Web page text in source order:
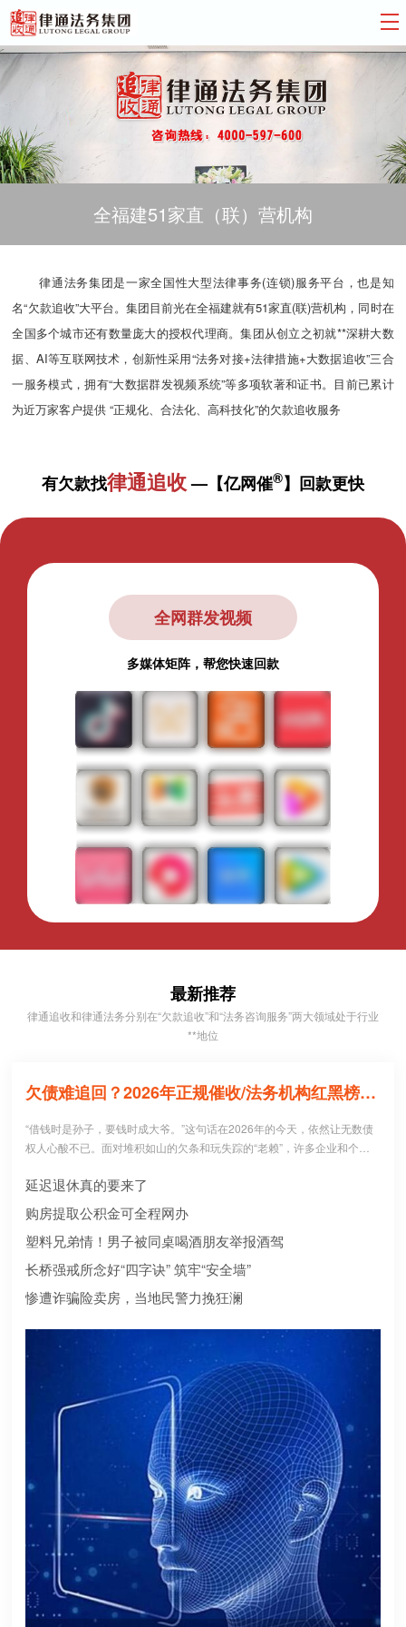
全福建51家直（联）营机构
律通法务集团是一家全国性大型法律事务(连锁)服务平台，也是知
名“欠款追收”大平台。集团目前光在全福建就有51家直(联)营机构，同时在
全国多个城市还有数量庞大的授权代理商。集团从创立之初就**深耕大数
据、AI等互联网技术，创新性采用“法务对接+法律措施+大数据追收”三合
一服务模式，拥有“大数据群发视频系统”等多项软著和证书。目前已累计
为近万家客户提供 “正规化、合法化、高科技化”的欠款追收服务
有欠款找律通追收—【亿网催®】回款更快
全网群发视频
多媒体矩阵，帮您快速回款
最新推荐
律通追收和律通法务分别在“欠款追收”和“法务咨询服务”两大领域处于行业
**地位
欠债难追回？2026年正规催收/法务机构红黑榜，避坑必看！
“借钱时是孙子，要钱时成大爷。”这句话在2026年的今天，依然让无数债
权人心酸不已。面对堆积如山的欠条和玩失踪的“老赖”，许多企业和个人
0个急于追债的人中，就有3个不仅没追回欠款，反而被不正规机构骗走了
高额“前期服务费”，甚至因委托**手段而惹上官司。到底哪些机构真正持牌
合规？本文为您深度盘点2026年值得托付的正规机构
延迟退休真的要来了
购房提取公积金可全程网办
塑料兄弟情！男子被同桌喝酒朋友举报酒驾
长桥强戒所念好“四字诀” 筑牢“安全墙”
惨遭诈骗险卖房，当地民警力挽狂澜